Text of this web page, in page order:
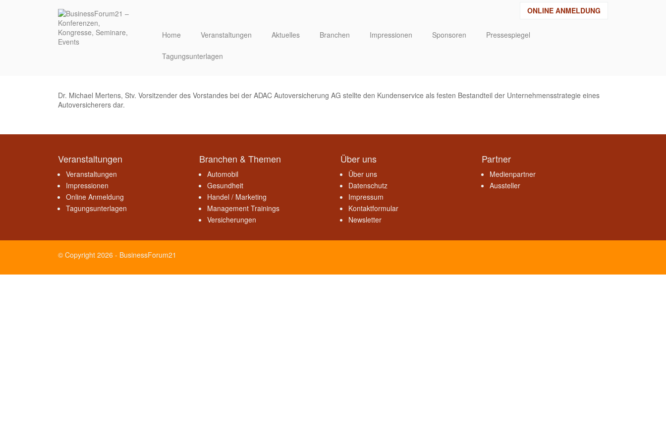
ONLINE ANMELDUNG
Home Veranstaltungen Aktuelles Branchen Impressionen Sponsoren Pressespiegel
Tagungsunterlagen
Dr. Michael Mertens, Stv. Vorsitzender des Vorstandes bei der ADAC Autoversicherung AG stellte den Kundenservice als festen Bestandteil der Unternehmensstrategie eines
Autoversicherers dar.
Veranstaltungen
Veranstaltungen
Impressionen
Online Anmeldung
Tagungsunterlagen
Branchen & Themen
Automobil
Gesundheit
Handel / Marketing
Management Trainings
Versicherungen
Über uns
Über uns
Datenschutz
Impressum
Kontaktformular
Newsletter
Partner
Medienpartner
Aussteller
© Copyright 2026 - BusinessForum21